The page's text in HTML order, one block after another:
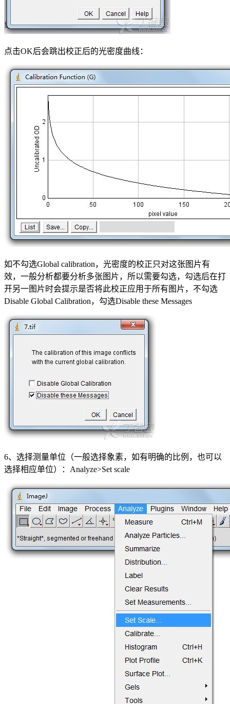
点击OK后会跳出校正后的光密度曲线：
如不勾选Global calibration，光密度的校正只对这张图片有
效，一般分析都要分析多张图片，所以需要勾选，勾选后在打
开另一图片时会提示是否将此校正应用于所有图片，不勾选
Disable Global Calibration，勾选Disable these Messages
6、选择测量单位（一般选择象素，如有明确的比例，也可以
选择相应单位）：Analyze>Set scale